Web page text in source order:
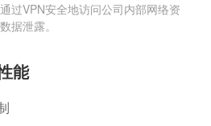
过VPN安全地访问公司内部网络资
据泄露。
能